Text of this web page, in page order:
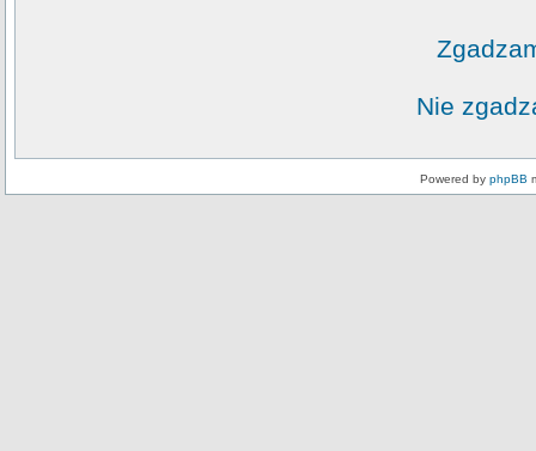
Nie
Powered by phpBB